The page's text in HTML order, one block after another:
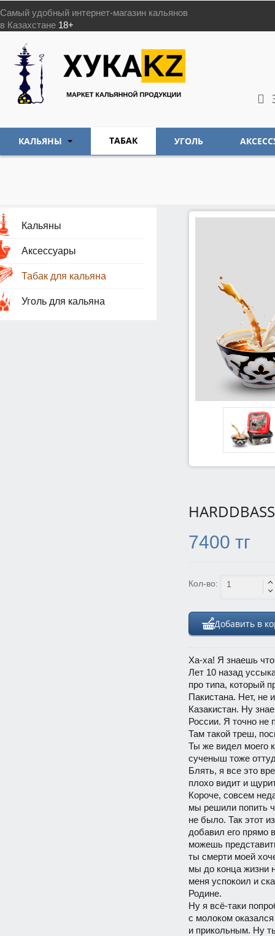
Самый удобный интернет-магазин кальянов
в Казахстане 18+
КАЛЬЯНЫ ТАБАК УГОЛЬ
HARDDBASS
7400 тг
Кол-во:
Добавить в
Ха-ха! Я знаешь
Лет 10 назад
про типа, который
Пакистана. Нет, не
Казакистан. Ну
России. Я точно не
Там такой треш,
Ты же видел моего
сученыш тоже
Блять, я все это
плохо видит и
Короче, совсем
мы решили попить
не было. Так этот
добавил его прямо
можешь
ты смерти моей
мы до конца жизни
меня успокоил и
Родине.
Ну я всё-таки
с молоком
и прикольным. Ну
Кальяны
Аксессуары
Табак для кальяна
Уголь для кальяна